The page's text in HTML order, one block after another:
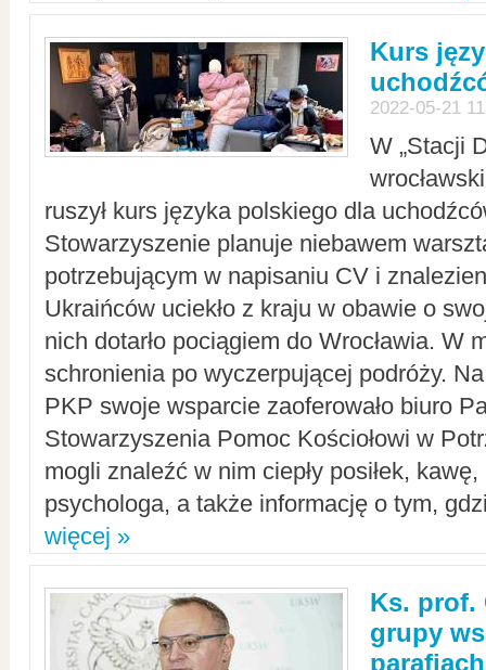
Kurs
2022-05-21
W „Stacji
ruszył kurs języka polskiego dla
Stowarzyszenie planuje niebawem
potrzebującym w napisaniu CV i
Ukraińców uciekło z kraju w obawie o
nich dotarło pociągiem do Wrocławia. W
schronienia po wyczerpującej podróży.
PKP swoje wsparcie zaoferowało biuro
Stowarzyszenia Pomoc Kościołowi w
mogli znaleźć w nim ciepły posiłek,
psychologa, a także informację o tym,
więcej »
Ks. prof.
grupy
parafiach